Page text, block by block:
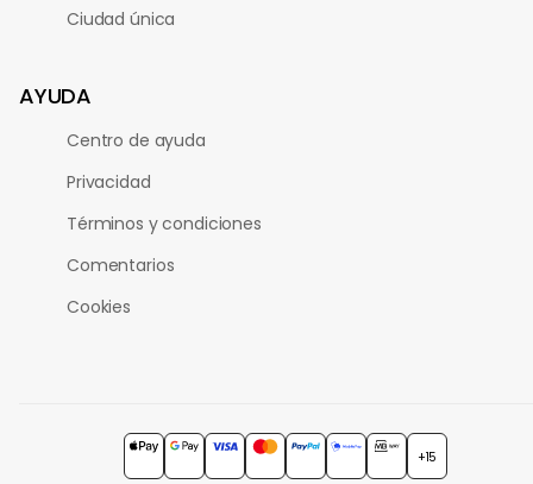
Ciudad única
AYUDA
Centro de ayuda
Privacidad
Términos y condiciones
Comentarios
Cookies
+15